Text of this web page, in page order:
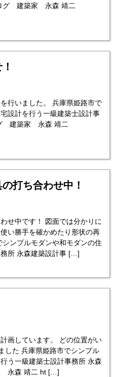
グ 建築家 永森 靖二
行いました。 兵庫県姫路市で
設計を行う一級建築士設計事
建築家 永森 靖二
打ち合わせ中！
せ中です！ 図面では分かりに
い勝手を確かめたり形状の再
ンプルモダンや和モダンの住
所 永森建築設計事 […]
画しています。 どの位置がい
した 兵庫県姫路市でシンプル
う一級建築士設計事務所 永森
永森 靖二 ht […]